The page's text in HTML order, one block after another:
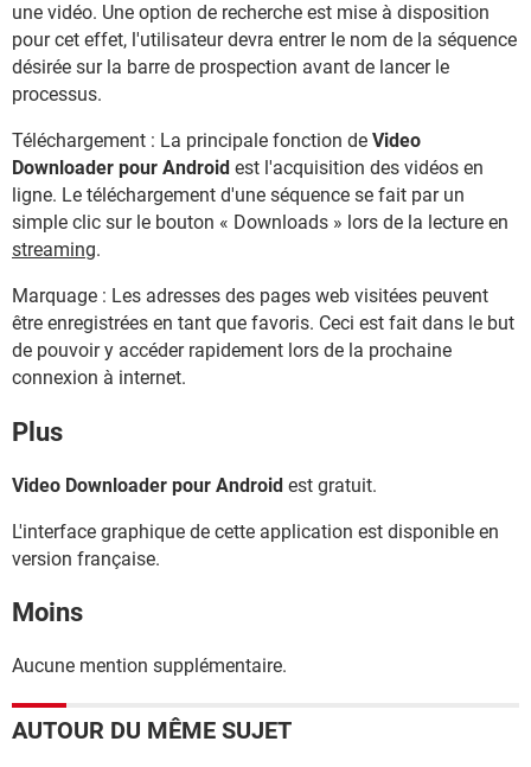
une vidéo. Une option de recherche est mise à disposition
pour cet effet, l'utilisateur devra entrer le nom de la séquence
désirée sur la barre de prospection avant de lancer le
processus.
Téléchargement : La principale fonction de Video
Downloader pour Android est l'acquisition des vidéos en
ligne. Le téléchargement d'une séquence se fait par un
simple clic sur le bouton « Downloads » lors de la lecture en
streaming.
Marquage : Les adresses des pages web visitées peuvent
être enregistrées en tant que favoris. Ceci est fait dans le but
de pouvoir y accéder rapidement lors de la prochaine
connexion à internet.
Plus
Video Downloader pour Android est gratuit.
L'interface graphique de cette application est disponible en
version française.
Moins
Aucune mention supplémentaire.
AUTOUR DU MÊME SUJET